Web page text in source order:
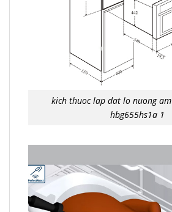
kich thuoc lap dat lo nuong
hbg655hs1a 1